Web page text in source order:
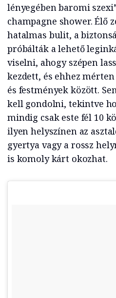
lényegében baromi
champagne shower. Élő
hatalmas bulit, a
próbálták a lehető
viselni, ahogy szépen
kezdett, és ehhez
és festmények között.
kell gondolni, tekintve
mindig csak este fél 10
ilyen helyszínen az
gyertya vagy a rossz
is komoly kárt okozhat.